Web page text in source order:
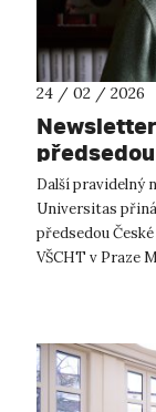
24 / 02 / 2026
Další pravidelný
Universitas
předsedou
VŠCHT v Praze